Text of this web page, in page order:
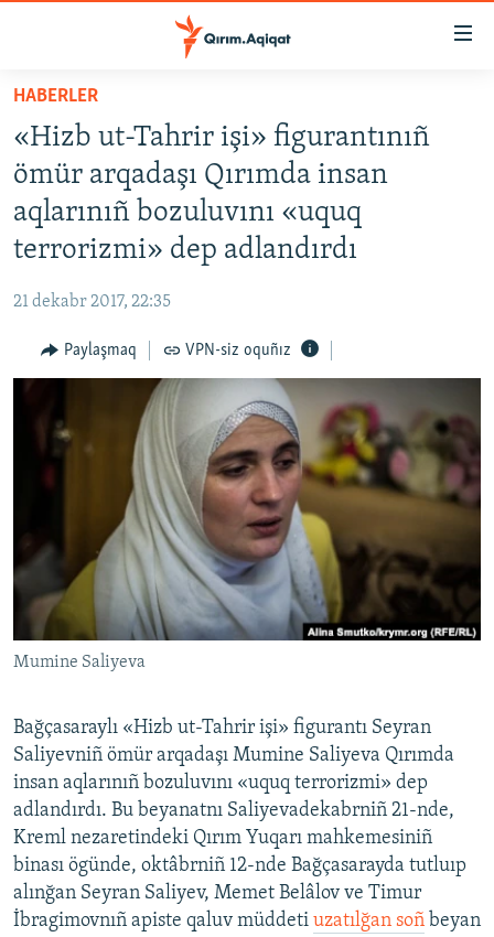
Esas
qaytmaq
Baş
navigatsiyağa
qaytmaq
Qıdıruvğa
HABERLER
İQTİSADİYAT
CEMİYET
İNSAN AQLARI
VİDEO
BLOGLAR
FİKİR
Українською
QOŞULIÑIZ!
RFE/RS bütün saytları
HABERLER
«Hizb ut-Tahrir işi» figurantınıñ
ömür arqadaşı Qırımda insan
aqlarınıñ bozuluvını «uquq
terrorizmi» dep adlandırdı
21 dekabr 2017, 22:35
Paylaşmaq VPN-siz oquñız
Mumine Saliyeva
Bağçasaraylı «Hizb ut-Tahrir işi» figurantı Seyran
Saliyevniñ ömür arqadaşı Mumine Saliyeva Qırımda
insan aqlarınıñ bozuluvını «uquq terrorizmi» dep
adlandırdı. Bu beyanatnı Saliyevadekabrniñ 21-nde,
Kreml nezaretindeki Qırım Yuqarı mahkemesiniñ
binası ögünde, oktâbrniñ 12-nde Bağçasarayda tutluıp
alınğan Seyran Saliyev, Memet Belâlov ve Timur
İbragimovnıñ apiste qaluv müddeti uzatılğan soñ beyan